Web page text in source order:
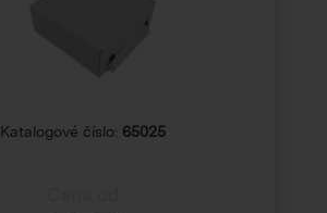
Katalogové číslo: 65025